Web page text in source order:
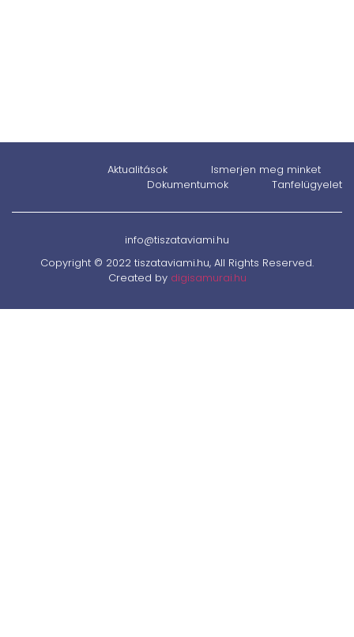
Aktualitások
Ismerjen meg minket
Dokumentumok
Tanfelügyelet
info@tiszataviami.hu
Copyright © 2022 tiszataviami.hu, All Rights Reserved.
Created by digisamurai.hu